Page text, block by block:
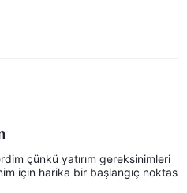
çünkü yatırım gereksinimleri
için harika bir başlangıç noktas